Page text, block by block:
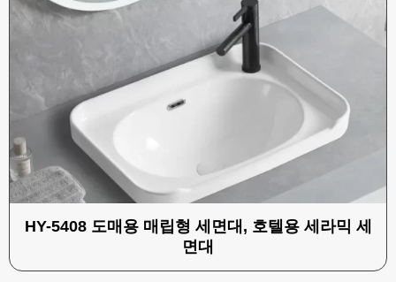
HY-5408 도매용 매립형 세면대, 호텔용 세라믹 세
면대